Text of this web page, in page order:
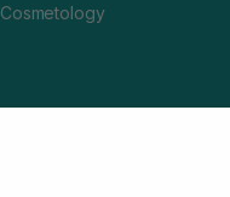
Cosmetology